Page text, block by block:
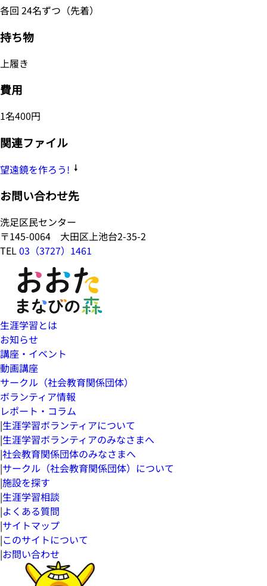
各回 24名ずつ（先着）
持ち物
上履き
費用
1名400円
関連ファイル
望遠鏡を作ろう!
お問い合わせ先
洗足区民センター
〒145-0064 大田区上池台2-35-2
TEL03（3727）1461
生涯学習とは
お知らせ
講座・イベント
動画講座
サークル（社会教育関係団体）
ボランティア情報
レポート・コラム
|生涯学習ボランティアについて
|生涯学習ボランティアのみなさまへ
|社会教育関係団体のみなさまへ
|サークル（社会教育関係団体）について
|施設を探す
|生涯学習相談
|よくある質問
|サイトマップ
|このサイトについて
|お問い合わせ